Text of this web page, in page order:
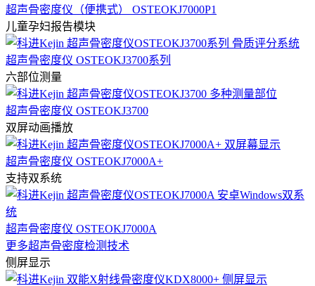
超声骨密度仪（便携式） OSTEOKJ7000P1
儿童孕妇报告模块
超声骨密度仪 OSTEOKJ3700系列
六部位测量
超声骨密度仪 OSTEOKJ3700
双屏动画播放
超声骨密度仪 OSTEOKJ7000A+
支持双系统
超声骨密度仪 OSTEOKJ7000A
更多超声骨密度检测技术
侧屏显示